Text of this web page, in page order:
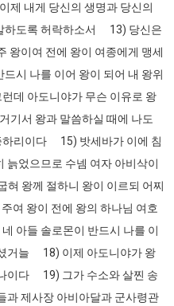
내게 당신의 생명과 당신의
하도록 허락하소서 13) 당신은
왕이여 전에 왕이 여종에게 맹세
시 나를 이어 왕이 되어 내 왕위
데 아도니야가 무슨 이유로 왕
서 왕과 말씀하실 때에 나도
하리이다 15) 밧세바가 이에 침
늙었으므로 수넴 여자 아비삭이
왕께 절하니 왕이 이르되 어찌
여 왕이 전에 왕의 하나님 여호
아들 솔로몬이 반드시 나를 이
거늘 18) 이제 아도니야가 왕
이다 19) 그가 수소와 살찐 송
과 제사장 아비아달과 군사령관